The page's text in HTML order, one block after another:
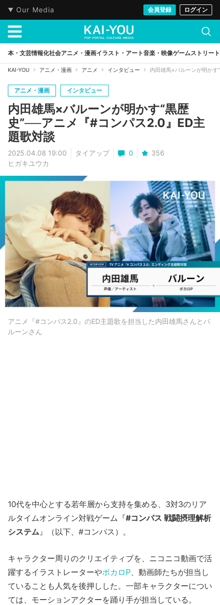
Our Media 会員登録 ログイン
本・文芸情報化社会アニメ・漫画イラスト・アート音楽・映像ゲームストリート
KAI-YOU アニメ・漫画 アニメ インタビュー 内田雄馬×バルーンが明か
アニメ・漫画 インタビュー
内田雄馬×バルーンが明かす“黒歴
史”──アニメ『#コンパス2.0』ED主
題歌対談
2025.04.08 19:00 タイアップ 0
356
ヒガキユウカ
アニメ『#コンパス2.0』のED主題歌を担当した内田雄馬さんとバ
ルーンさん
10代を中心とする若年層から支持を集める、3対3のリア
ルタイムオンライン対戦ゲーム『#コンパス 戦闘摂理解析
システム』（以下、#コンパス）。
キャラクター周りのクリエイティブを、ニコニコ動画で活
躍するイラストレーターやボカロP 、動画師たちが担当し
ていることも人気を後押しした。一部キャラクターについ
ては、モーションアクターを踊り手が担当している。